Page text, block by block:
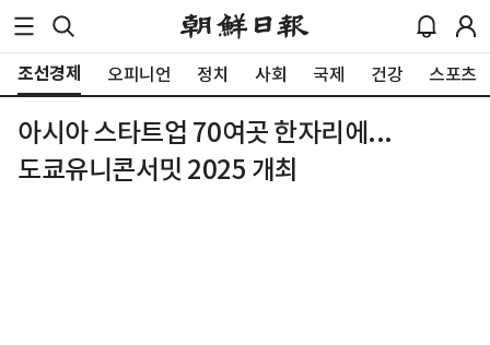
조선경제 오피니언 정치 사회 국제 건강 스포츠
아시아 스타트업 70여곳 한자리에...
도쿄유니콘서밋 2025 개최